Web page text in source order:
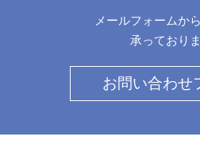
メールフォームか
承っておりま
お問い合わせ